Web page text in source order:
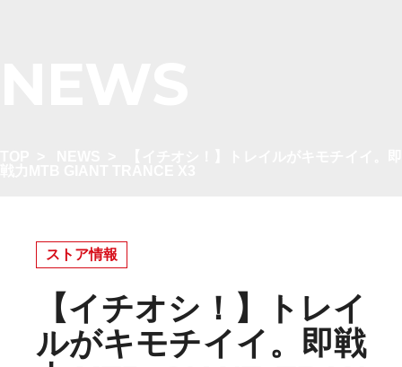
ストア情報
【イチオシ！】トレイ
ルがキモチイイ。即戦